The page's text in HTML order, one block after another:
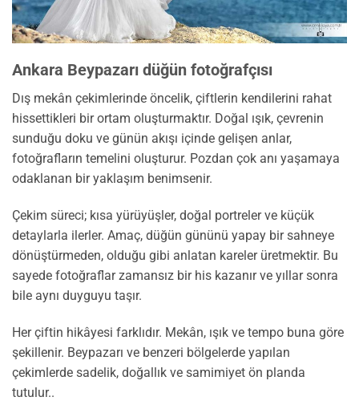
Ankara Beypazarı düğün fotoğrafçısı
Dış mekân çekimlerinde öncelik, çiftlerin kendilerini rahat
hissettikleri bir ortam oluşturmaktır. Doğal ışık, çevrenin
sunduğu doku ve günün akışı içinde gelişen anlar,
fotoğrafların temelini oluşturur. Pozdan çok anı yaşamaya
odaklanan bir yaklaşım benimsenir.
Çekim süreci; kısa yürüyüşler, doğal portreler ve küçük
detaylarla ilerler. Amaç, düğün gününü yapay bir sahneye
dönüştürmeden, olduğu gibi anlatan kareler üretmektir. Bu
sayede fotoğraflar zamansız bir his kazanır ve yıllar sonra
bile aynı duyguyu taşır.
Her çiftin hikâyesi farklıdır. Mekân, ışık ve tempo buna göre
şekillenir. Beypazarı ve benzeri bölgelerde yapılan
çekimlerde sadelik, doğallık ve samimiyet ön planda
tutulur..